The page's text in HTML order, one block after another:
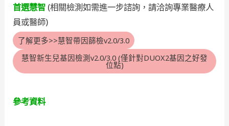
首選慧智 (相關檢測如需進一步諮詢，請洽詢專業醫療人
員或醫師)
了解更多>>慧智帶因篩檢v2.0/3.0
慧智新生兒基因檢測v2.0/3.0 (僅針對DUOX2基因之好發
位點)
參考資料